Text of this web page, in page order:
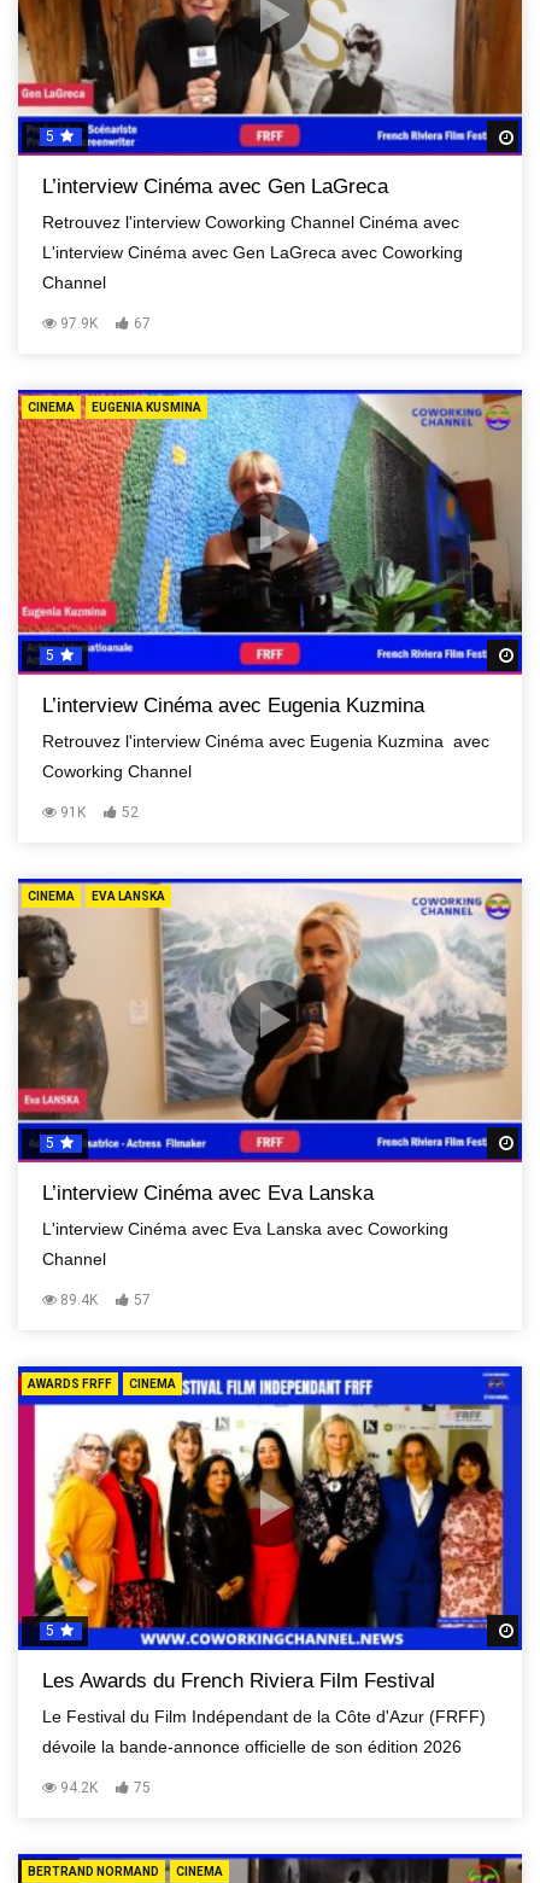
5
L’interview Cinéma avec Gen LaGreca
Retrouvez l'interview Coworking Channel Cinéma avec
L'interview Cinéma avec Gen LaGreca avec Coworking
Channel
97.9K 67
CINEMA EUGENIA KUSMINA
5
L’interview Cinéma avec Eugenia Kuzmina
Retrouvez l'interview Cinéma avec Eugenia Kuzmina avec
Coworking Channel
91K 52
CINEMA EVA LANSKA
5
L’interview Cinéma avec Eva Lanska
L'interview Cinéma avec Eva Lanska avec Coworking
Channel
89.4K 57
AWARDS FRFF CINEMA
5
Les Awards du French Riviera Film Festival
Le Festival du Film Indépendant de la Côte d'Azur (FRFF)
dévoile la bande-annonce officielle de son édition 2026
94.2K 75
BERTRAND NORMAND CINEMA